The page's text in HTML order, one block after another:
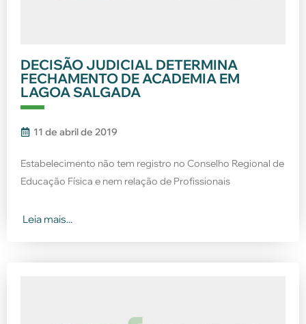
DECISÃO JUDICIAL DETERMINA
FECHAMENTO DE ACADEMIA EM
LAGOA SALGADA
11 de abril de 2019
Estabelecimento não tem registro no Conselho Regional de
Educação Física e nem relação de Profissionais
Leia mais...